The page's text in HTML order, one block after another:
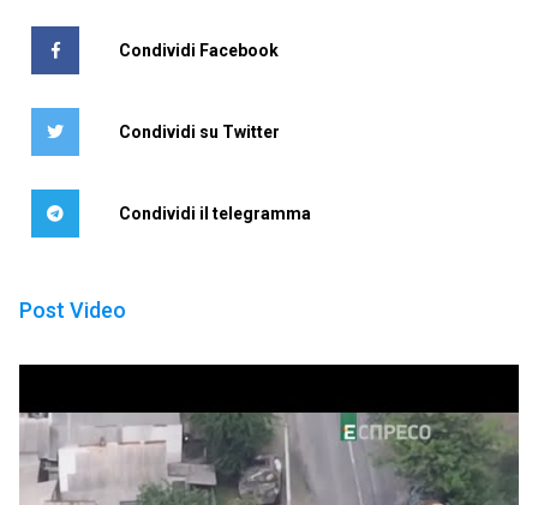
Condividi Facebook
Condividi su Twitter
Condividi il telegramma
Post Video